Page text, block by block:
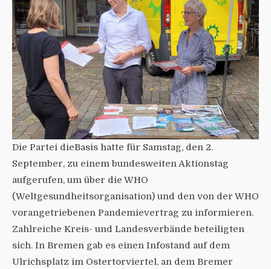
Die Partei dieBasis hatte für Samstag, den 2.
September, zu einem bundesweiten Aktionstag
aufgerufen, um über die WHO
(Weltgesundheitsorganisation) und den von der WHO
vorangetriebenen Pandemievertrag zu informieren.
Zahlreiche Kreis- und Landesverbände beteiligten
sich. In Bremen gab es einen Infostand auf dem
Ulrichsplatz im Ostertorviertel, an dem Bremer